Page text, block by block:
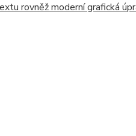
rovněž moderní grafická